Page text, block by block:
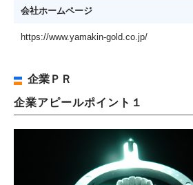
会社ホームページ
https://www.yamakin-gold.co.jp/
企業ＰＲ
企業アピールポイント１